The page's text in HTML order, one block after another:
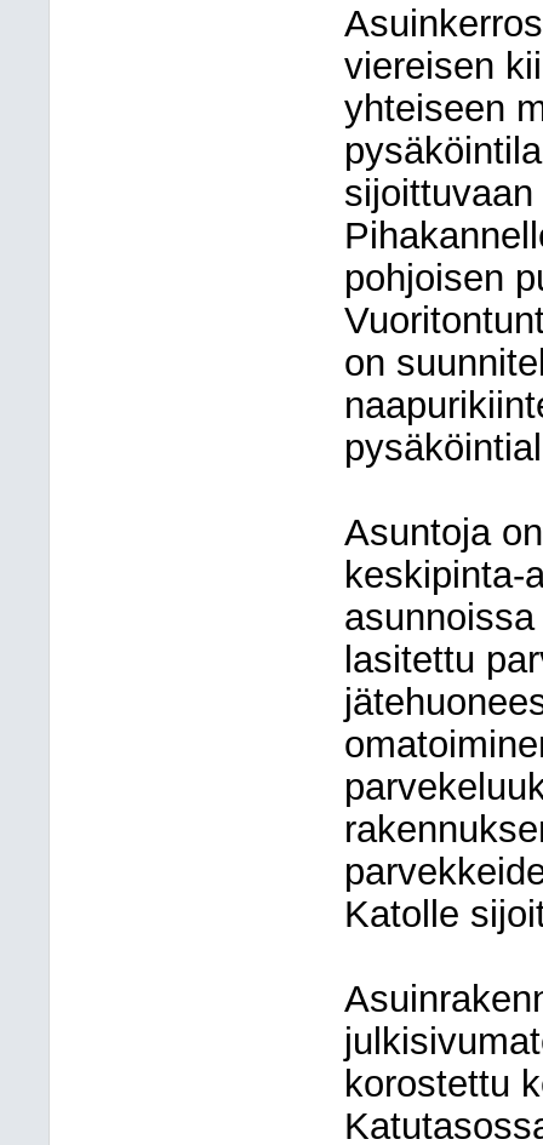
viereisen
yhteiseen
pohjoisen
on
Asuntoja
keskipinta-
lasitettu
Katolle
korostettu